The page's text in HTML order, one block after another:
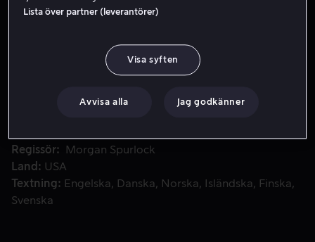
Med fantastiskt material från livekonserter, berättar
Med fantastiskt material från livekonserter, berättar
ONE DIRECTION: THIS IS US, den anmärkningsvärda
historien om Niall, Zayn, Liam, Harry och Louis
blygsamma hemstäder och konkurrera i X-Factor, till att
O2 Arena.
Regissör
Morgan Spurlock
Land
USA
Textning
Engelska Danska Norska Isländska
Finska
Svenska
Lista över partner (leverantörer)
Visa syften
Avvisa alla Jag godkänner